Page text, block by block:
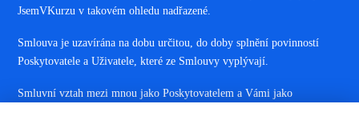
JsemVKurzu v takovém ohledu nadřazené.
Smlouva je uzavírána na dobu určitou, do doby splnění povinností
Poskytovatele a Uživatele, které ze Smlouvy vyplývají.
Smluvní vztah mezi mnou jako Poskytovatelem a Vámi jako